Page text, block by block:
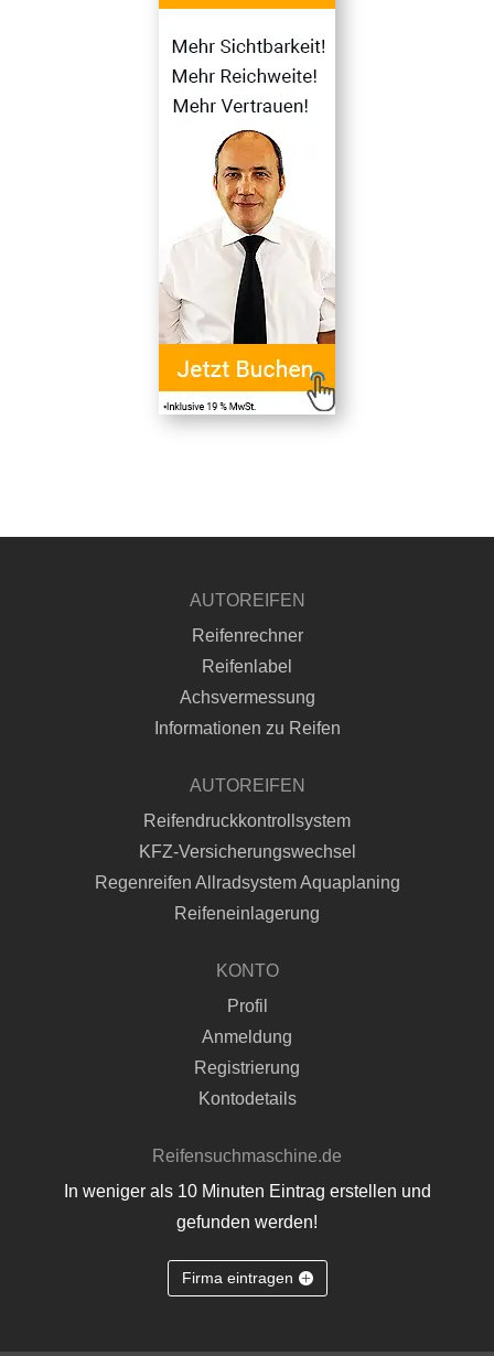
AUTOREIFEN
Reifenrechner
Reifenlabel
Achsvermessung
Informationen zu Reifen
AUTOREIFEN
Reifendruckkontrollsystem
KFZ-Versicherungswechsel
Regenreifen Allradsystem Aquaplaning
Reifeneinlagerung
KONTO
Profil
Anmeldung
Registrierung
Kontodetails
Reifensuchmaschine.de
In weniger als 10 Minuten Eintrag erstellen und
gefunden werden!
Firma eintragen